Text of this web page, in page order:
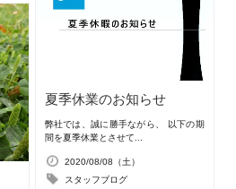
夏季休業のお知らせ
弊社では、誠に勝手ながら、 以下の期
間を夏季休業とさせて...
2020/08/08（土）
スタッフブログ